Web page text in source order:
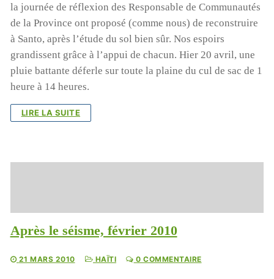
la journée de réflexion des Responsable de Communautés
de la Province ont proposé (comme nous) de reconstruire
à Santo, après l’étude du sol bien sûr. Nos espoirs
grandissent grâce à l’appui de chacun. Hier 20 avril, une
pluie battante déferle sur toute la plaine du cul de sac de 1
heure à 14 heures.
LIRE LA SUITE
Après le séisme, février 2010
21 MARS 2010 HAÏTI 0 COMMENTAIRE